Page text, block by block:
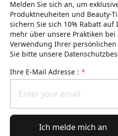
Melden Sie sich an, um
Produktneuheiten und Beauty-
sichern Sie sich 10% Rabatt
mehr über unsere Praktiken
Verwendung Ihrer
Sie bitte unsere
Ihre E-Mail Adresse : *
Ich melde mich an